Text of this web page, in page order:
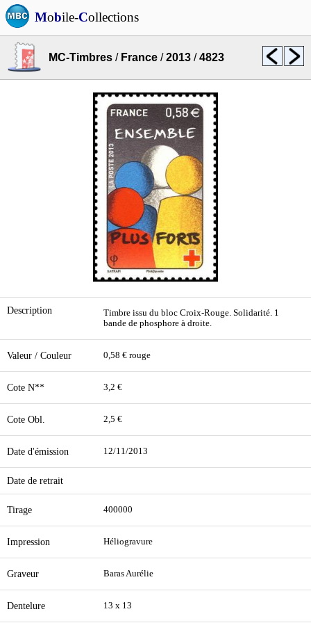
Mobile-Collections
MC-Timbres / France /2013 /4823
Description
Timbre issu du bloc Croix-Rouge. Solidarité. 1
bande de phosphore à droite.
Valeur / Couleur 0,58 € rouge
Cote N** 3,2 €
Cote Obl. 2,5 €
Date d'émission 12/11/2013
Date de retrait
Tirage 400000
Impression Héliogravure
Graveur Baras Aurélie
Dentelure 13 x 13